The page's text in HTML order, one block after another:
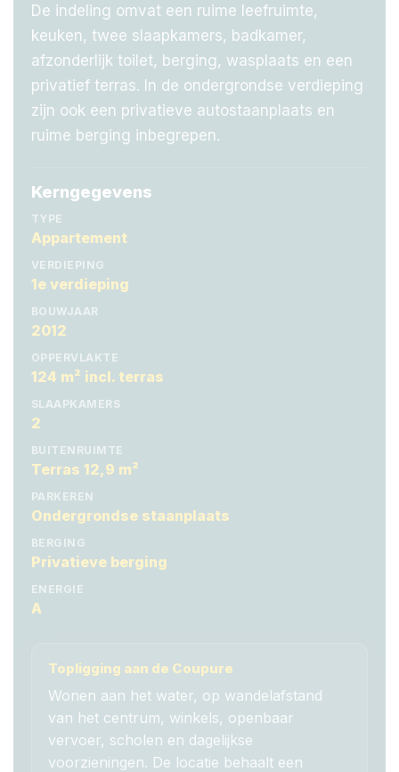
De indeling omvat een ruime leefruimte,
keuken, twee slaapkamers, badkamer,
afzonderlijk toilet, berging, wasplaats en een
privatief terras. In de ondergrondse verdieping
zijn ook een privatieve autostaanplaats en
ruime berging inbegrepen.
Kerngegevens
TYPE
Appartement
VERDIEPING
1e verdieping
BOUWJAAR
2012
OPPERVLAKTE
124 m² incl. terras
SLAAPKAMERS
2
BUITENRUIMTE
Terras 12,9 m²
PARKEREN
Ondergrondse staanplaats
BERGING
Privatieve berging
ENERGIE
A
Topligging aan de Coupure
Wonen aan het water, op wandelafstand
van het centrum, winkels, openbaar
vervoer, scholen en dagelijkse
voorzieningen. De locatie behaalt een